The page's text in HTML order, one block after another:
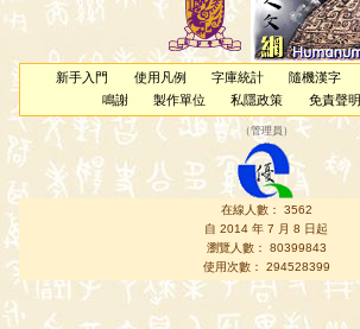
新手入門 使用凡例 字庫統計 隨機漢字
鳴謝
製作單位 私隱政策 免責聲明
（管理員 ）
在線人數： 3562
自 2014 年 7 月 8 日起
瀏覽人數： 80399843
使用次數： 294528399